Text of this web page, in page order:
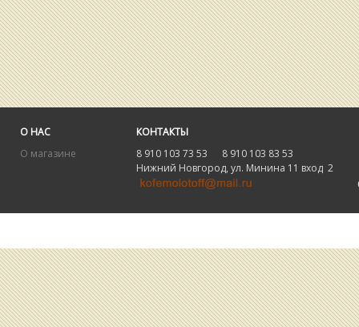
О НАС
О магазине
КОНТАКТЫ
8 910 103 73 53 8 910 103 83 53
Нижний Новгород, ул. Минина 11 вход 2